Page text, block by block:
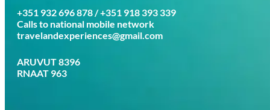
+351 932 696 878 / +351 918 393 339
Calls to national mobile network
travelandexperiences@gmail.com
ARUVUT 8396
RNAAT 963